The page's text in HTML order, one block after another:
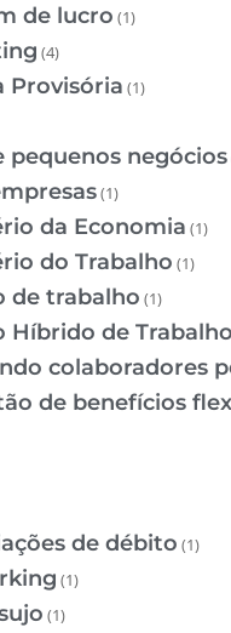
de lucro (1)
(4)
Provisória (1)
pequenos negócios
(1)
da Economia (1)
do Trabalho (1)
de trabalho (1)
Híbrido de Trabalho
colaboradores
de benefícios
de débito (1)
(1)
(1)